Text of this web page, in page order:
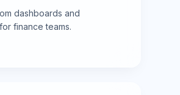
dashboards and
finance teams.